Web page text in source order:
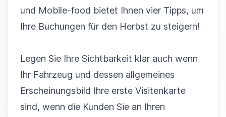
und Mobile-food bietet Ihnen vier Tipps, um
Ihre Buchungen für den Herbst zu steigern!
Legen Sie Ihre Sichtbarkeit klar auch wenn
Ihr Fahrzeug und dessen allgemeines
Erscheinungsbild Ihre erste Visitenkarte
sind, wenn die Kunden Sie an Ihren